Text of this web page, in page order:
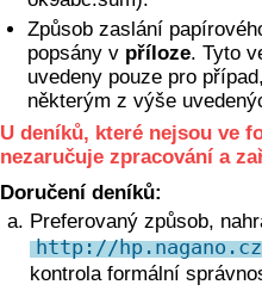
Způsob zaslání
popsány v příloze. Tyto
uvedeny pouze pro
některým z výše
U deníků, které nejsou ve
nezaručuje zpracování a
Doručení deníků:
Preferovaný způsob,
http://
kontrola formální